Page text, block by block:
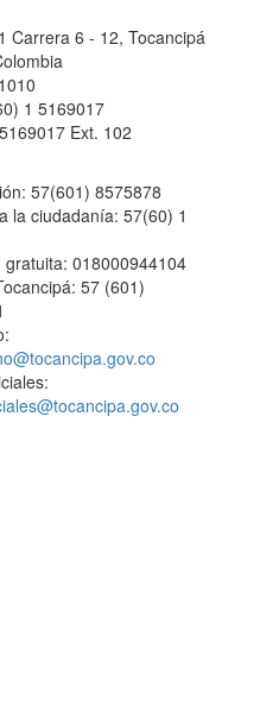
Carrera 6 - 12, Tocancipá
1 5169017
Ext. 102
57(601) 8575878
la ciudadanía: 57(60) 1
018000944104
57 (601)